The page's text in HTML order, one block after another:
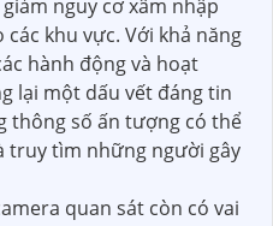
nguy cơ xâm nhập
khu vực. Với khả năng
hành động và hoạt
lại một dấu vết đáng tin
thông số ấn tượng có thể
truy tìm những người gây
quan sát còn có vai